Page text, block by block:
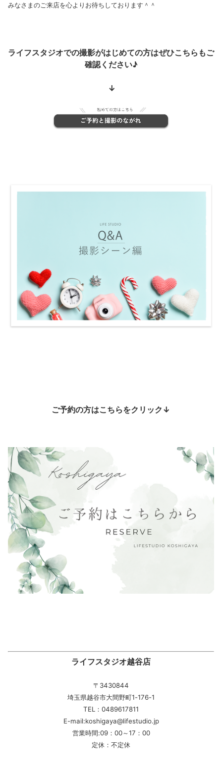
みなさまのご来店を心よりお待ちしております＾＾
ライフスタジオでの撮影がはじめての方はぜひこちらもご
確認ください♪
↓
ご予約の方はこちらをクリック↓
ライフスタジオ越谷店
〒3430844
埼玉県越谷市大間野町1-176-1
TEL：0489617811
E-mail:koshigaya@lifestudio.jp
営業時間:09：00～17：00
定休：不定休